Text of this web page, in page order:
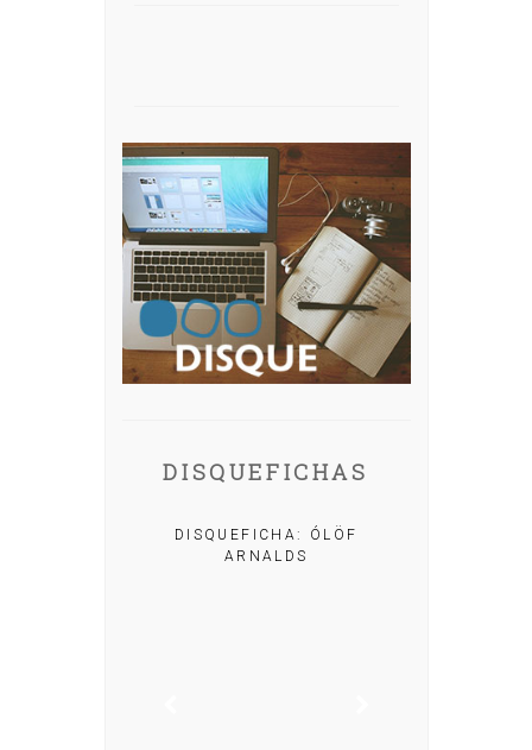
DISQUEFICHAS
DISQUEFICHA: ÓLÖF
ARNALDS